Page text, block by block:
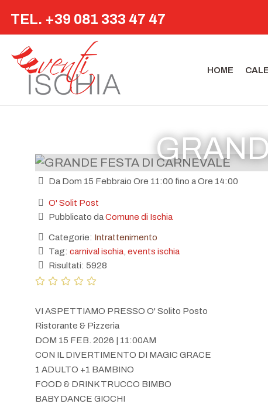
TEL. +39 081 333 47 47
HOME
Da Dom 15 Febbraio Ore 11:00 fino a Ore 14:00
O' Solit Post
Pubblicato daComune di Ischia
Categorie: Intrattenimento
Tag: carnival ischia events ischia
Risultati: 5928
VI ASPETTIAMO PRESSO O' Solito Posto
Ristorante & Pizzeria
DOM 15 FEB. 2026 | 11:00AM
CON IL DIVERTIMENTO DI MAGIC GRACE
1 ADULTO +1 BAMBINO
FOOD & DRINK TRUCCO BIMBO
BABY DANCE GIOCHI